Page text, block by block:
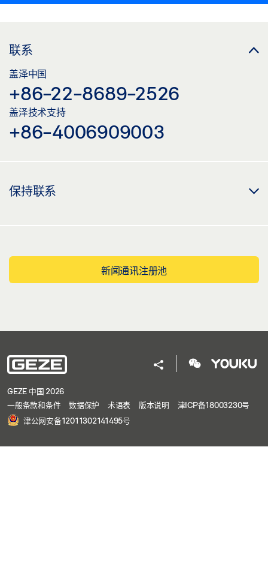
联系
盖泽中国
+86-22-8689-2526
盖泽技术支持
+86-4006909003
保持联系
新闻通讯注册池
GEZE 中国 2026
一般条款和条件
数据保护 术语表 版本说明
津ICP备18003230号
津公网安备12011302141495号